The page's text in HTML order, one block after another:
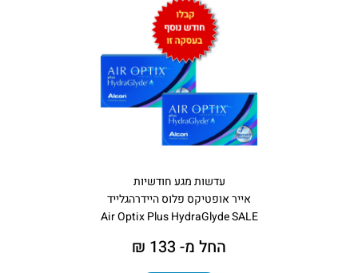
עדשות מגע חודשיות
אייר אופטיקס פלוס היידרהגלייד
Air Optix Plus HydraGlyde SALE
החל מ- 133 ₪